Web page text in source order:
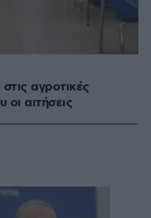
αγροτικές
οι αιτήσεις